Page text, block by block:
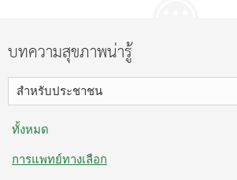
บทความสุขภาพน่ารู้
สำหรับประชาชน
ทั้งหมด
การแพทย์ทางเลือก